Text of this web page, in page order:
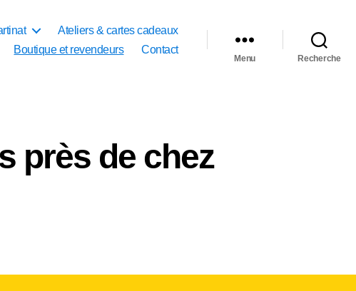
Ateliers & cartes cadeaux
Boutique et revendeurs
Contact
Menu Recherche
près de chez